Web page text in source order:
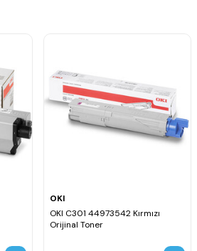
OKI
OKI C301 44973542 Kırmızı
Orijinal Toner